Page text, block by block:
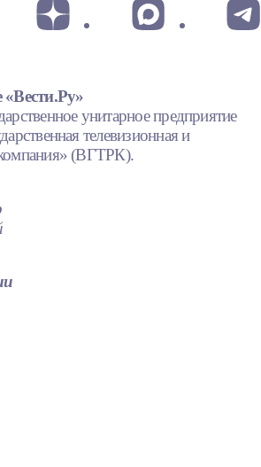
«Вести.Ру»
унитарное предприятие
телевизионная и
(ВГТРК).